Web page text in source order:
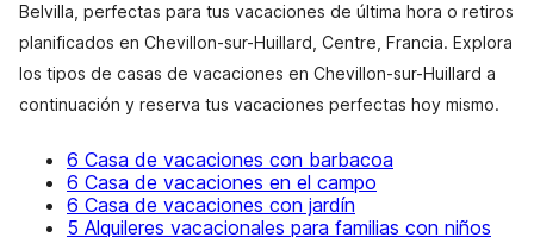
Belvilla, perfectas para tus vacaciones de última hora o retiros
planificados en Chevillon-sur-Huillard, Centre, Francia. Explora
los tipos de casas de vacaciones en Chevillon-sur-Huillard a
continuación y reserva tus vacaciones perfectas hoy mismo.
6 Casa de vacaciones con barbacoa
6 Casa de vacaciones en el campo
6 Casa de vacaciones con jardín
5 Alquileres vacacionales para familias con niños